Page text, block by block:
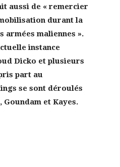
aussi de « remercier
durant la
maliennes ».
instance
Dicko et plusieurs
part au
se sont déroulés
et Kayes.